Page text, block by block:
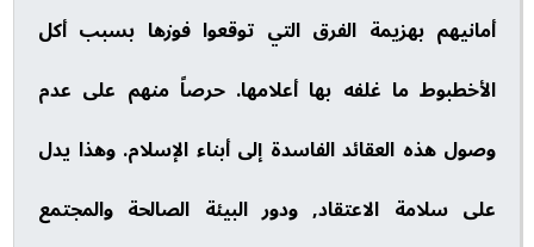
أمانيهم بهزيمة الفرق التي توقعوا فوزها بسبب أكل
الأخطبوط ما غلفه بها أعلامها. حرصاً منهم على عدم
وصول هذه العقائد الفاسدة إلى أبناء الإسلام. وهذا يدل
على سلامة الاعتقاد, ودور البيئة الصالحة والمجتمع